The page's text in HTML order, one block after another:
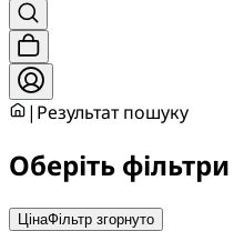
| Результат пошуку
Оберіть фільтри
ЦінаФільтр згорнуто